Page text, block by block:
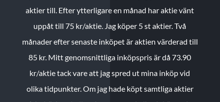
aktier till. Efter ytterligare en månad har aktie vänt
uppåt till 75 kr/aktie. Jag köper 5 st aktier.Två
månader efter senaste inköpet är aktien värderad till
85 kr. Mitt genomsnittliga inköpspris är då 73.90
kr/aktie tack vare att jag spred ut mina inköp vid
olika tidpunkter. Om jag hade köpt samtliga aktier